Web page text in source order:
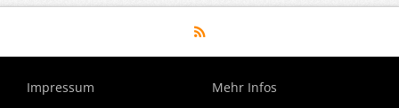
Impressum Mehr Infos